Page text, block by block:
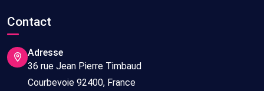
Contact
Adresse
36 rue Jean Pierre Timbaud
Courbevoie 92400, France